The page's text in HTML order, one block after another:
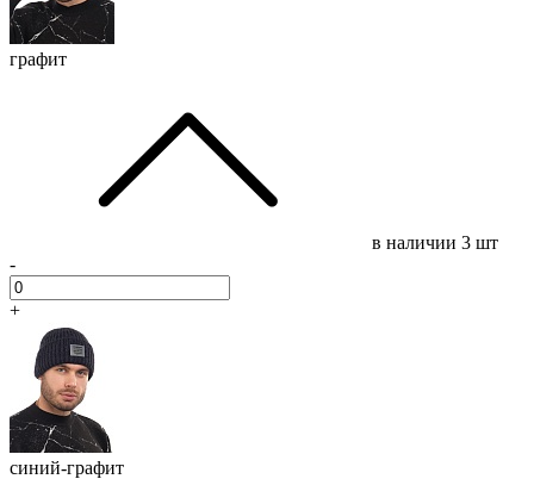
графит
в наличии 3 шт
-
+
синий-графит